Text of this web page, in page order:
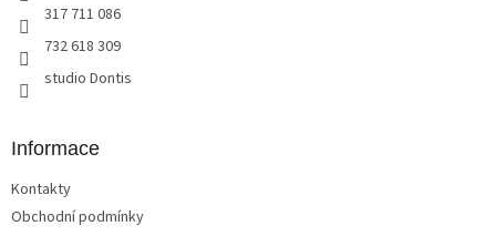
317 711 086
732 618 309
studio Dontis
Informace
Kontakty
Obchodní podmínky